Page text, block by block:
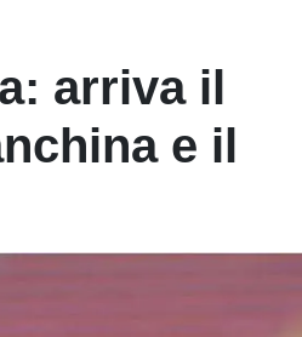
arriva il
e il